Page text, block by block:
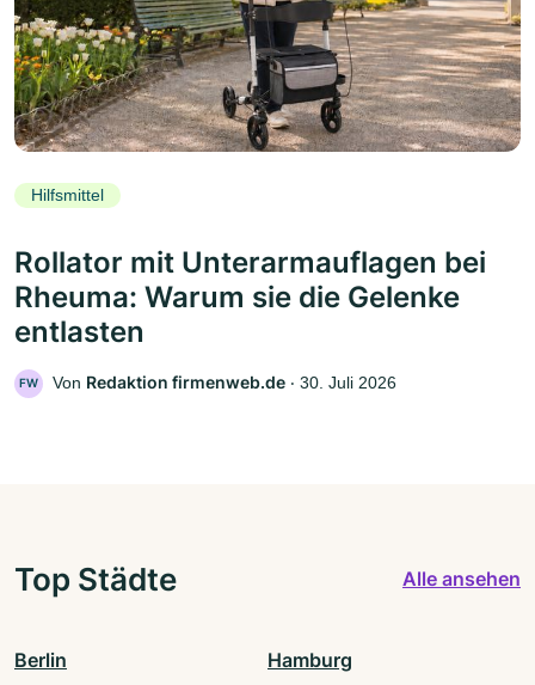
Hilfsmittel
Rollator mit Unterarmauflagen bei
Rheuma: Warum sie die Gelenke
entlasten
FW Von Redaktion firmenweb.de ‧ 30. Juli 2026
Top Städte Alle ansehen
Berlin Hamburg